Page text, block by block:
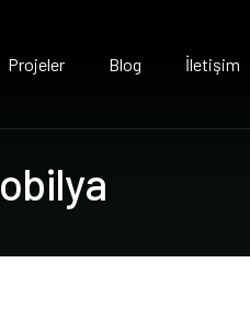
Projeler Blog İletişim
obilya